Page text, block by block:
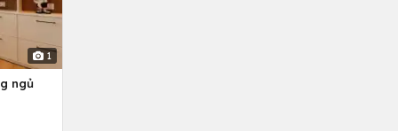
1
ngủ